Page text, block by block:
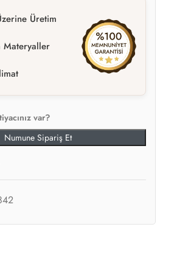
Üretim
Materyaller
var?
Numune Sipariş Et